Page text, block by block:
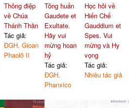
Thông điệp
về Chúa
Thánh Thần
Tác giả:
ĐGH. Gioan
Phaolô II
Tông huấn
Gaudete et
Exultate.
Hãy vui
mừng hoan
hỷ
Tác giả:
ĐGH.
Phanxico
Học hỏi về
Hiến Chế
Gauddium et
Spes. Vui
mừng và Hy
vọng
Tác giả:
Nhiều tác giả